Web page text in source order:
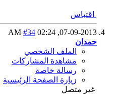
اقتباس
07-09-2013,
02:24 AM
#34
حمدان
الملف الشخصي
مشاهدة المشاركات
رسالة خاصة
زيارة الصفحة الرئيسية
غير متصل